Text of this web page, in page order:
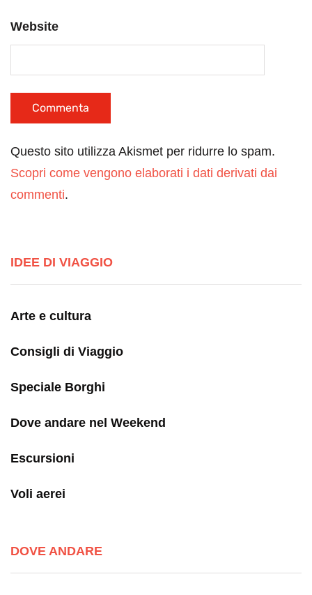
Website
Questo sito utilizza Akismet per ridurre lo spam.
Scopri come vengono elaborati i dati derivati dai
commenti.
IDEE DI VIAGGIO
Arte e cultura
Consigli di Viaggio
Speciale Borghi
Dove andare nel Weekend
Escursioni
Voli aerei
DOVE ANDARE